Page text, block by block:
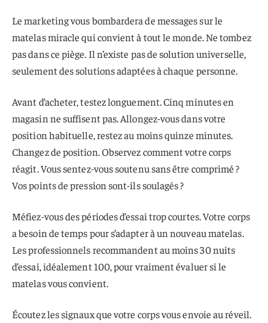
Le marketing vous bombardera de messages sur le
matelas miracle qui convient à tout le monde. Ne tombez
pas dans ce piège. Il n’existe pas de solution universelle,
seulement des solutions adaptées à chaque personne.
Avant d’acheter, testez longuement. Cinq minutes en
magasin ne suffisent pas. Allongez-vous dans votre
position habituelle, restez au moins quinze minutes.
Changez de position. Observez comment votre corps
réagit. Vous sentez-vous soutenu sans être comprimé ?
Vos points de pression sont-ils soulagés ?
Méfiez-vous des périodes d’essai trop courtes. Votre corps
a besoin de temps pour s’adapter à un nouveau matelas.
Les professionnels recommandent au moins 30 nuits
d’essai, idéalement 100, pour vraiment évaluer si le
matelas vous convient.
Écoutez les signaux que votre corps vous envoie au réveil.